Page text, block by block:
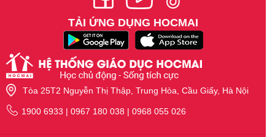
TẢI ỨNG DỤNG HOCMAI
Tòa 25T2 Nguyễn Thị Thập, Trung Hòa, Cầu Giấy, Hà Nội
1900 6933 | 0967 180 038 | 0968 055 026